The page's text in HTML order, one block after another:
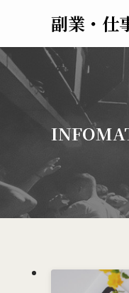
副業・仕